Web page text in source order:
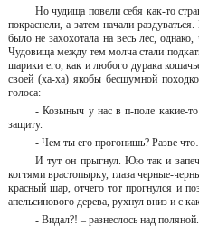
Но чудища повели себя как-то
покраснели, а затем начали
было не захохотала на весь лес,
Чудовища между тем молча стали
шарики его, как и любого дурака
своей (ха-ха) якобы бесшумной
голоса:
- Козыныч у нас в п-поле какие-
защиту.
- Чем ты его прогонишь? Разве
И тут он прыгнул. Юю так и
когтями врастопырку, глаза черные-
красный шар, отчего тот прогнулся и
апельсинового дерева, рухнул вниз и с
- Видал?! – разнеслось над